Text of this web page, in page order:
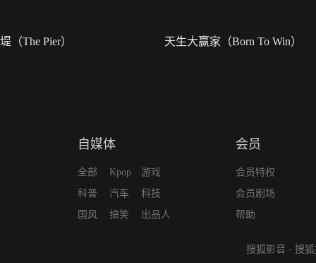
堤（The Pier） 天生大赢家（Born To Win）
自媒体
全部
科普
国风
Kpop
汽车
搞笑
游戏
科技
出品人
会员
会员特权
会员剧场
帮助
搜狐影音 - 搜